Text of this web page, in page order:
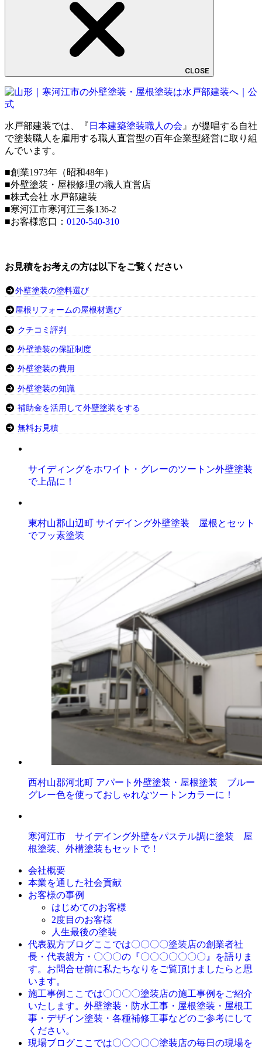
CLOSE
水戸部建装では、『 日本建築塗装職人の会 』が提唱する自社
で塗装職人を雇用する職人直営型の百年企業型経営に取り組
んでいます。
■創業1973年（昭和48年）
■外壁塗装・屋根修理の職人直営店
■株式会社 水戸部建装
■寒河江市寒河江三条136-2
■お客様窓口： 0120-540-310
お見積をお考えの方は以下をご覧ください
外壁塗装の塗料選び
屋根リフォームの屋根材選び
クチコミ評判
外壁塗装の保証制度
外壁塗装の費用
外壁塗装の知識
補助金を活用して外壁塗装をする
無料お見積
サイディングをホワイト・グレーのツートン外壁塗装
で上品に！
東村山郡山辺町 サイデイング外壁塗装 屋根とセット
でフッ素塗装
西村山郡河北町 アパート外壁塗装・屋根塗装 ブルー
グレー色を使っておしゃれなツートンカラーに！
寒河江市 サイデイング外壁をパステル調に塗装 屋
根塗装、外構塗装もセットで！
会社概要
本業を通した社会貢献
お客様の事例
はじめてのお客様
2度目のお客様
人生最後の塗装
代表親方ブログここでは〇〇〇〇塗装店の創業者社
長・代表親方・〇〇〇の『〇〇〇〇〇〇〇』を語りま
す。お問合せ前に私たちなりをご覧頂けましたらと思
います。
施工事例 ここでは〇〇〇〇塗装店の施工事例をご紹介
いたします。外壁塗装・防水工事・屋根塗装・屋根工
事・デザイン塗装・各種補修工事などのご参考にして
ください。
現場ブログここでは〇〇〇〇〇塗装店の毎日の現場を